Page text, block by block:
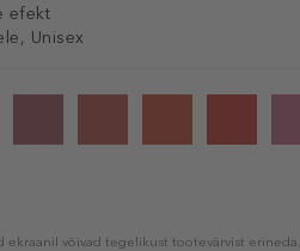
efekt
Unisex
ekraanil võivad tegelikust tootevärvist erineda.